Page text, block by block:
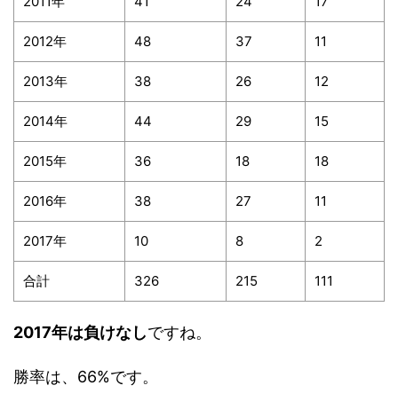
2012年 48 37 11
2013年 38 26 12
2014年 44 29 15
2015年 36 18 18
2016年 38 27 11
2017年 10 8 2
合計 326 215 111
2017年は負けなしですね。
勝率は、66%です。